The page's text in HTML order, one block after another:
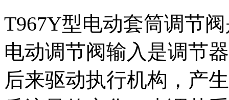
T967Y型电动套筒调节
电动调节阀输入是调节
后来驱动执行机构，产